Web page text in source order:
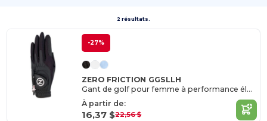
2 résultats.
-27%
ZERO FRICTION GGSLLH
Gant de golf pour femme à performance élevée/ Main gauche
À partir de:
16,37 $22,56 $